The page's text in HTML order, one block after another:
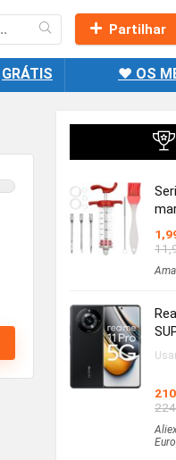
Partilhar
GRÁTIS ❤️ OS